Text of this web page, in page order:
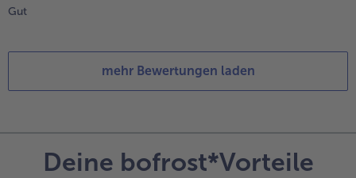
Gut
mehr Bewertungen laden
Deine bofrost*Vorteile